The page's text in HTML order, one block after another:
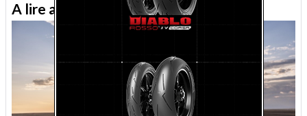
A lire aussi sur le Journal moto du Net